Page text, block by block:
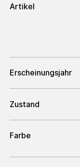
Artikel
Erscheinungsjahr
Zustand
Farbe